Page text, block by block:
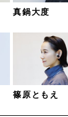
真鍋大度
篠原ともえ